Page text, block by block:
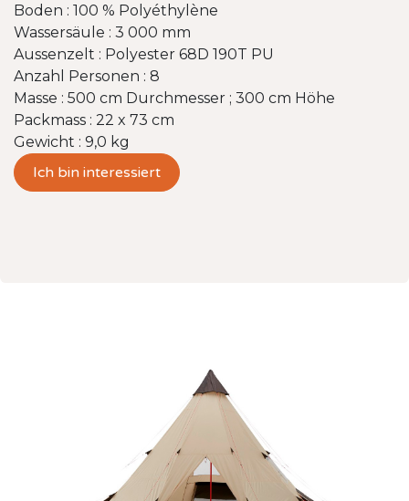
Boden : 100 % Polyéthylène
Wassersäule : 3 000 mm
Aussenzelt : Polyester 68D 190T PU
Anzahl Personen : 8
Masse : 500 cm Durchmesser ; 300 cm Höhe
Packmass : 22 x 73 cm
Gewicht : 9,0 kg
Ich bin interessiert